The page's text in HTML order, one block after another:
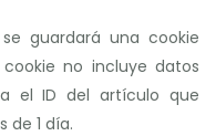
guardará una cookie
no incluye datos
el ID del artículo que
de 1 día.